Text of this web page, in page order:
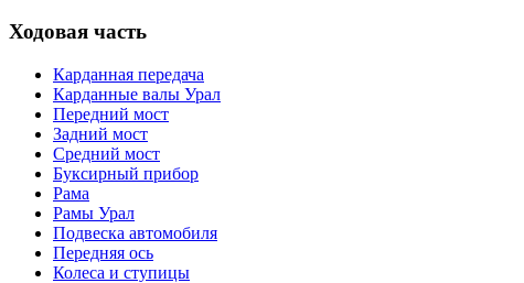
Ходовая часть
Карданная передача
Карданные валы Урал
Передний мост
Задний мост
Средний мост
Буксирный прибор
Рама
Рамы Урал
Подвеска автомобиля
Передняя ось
Колеса и ступицы